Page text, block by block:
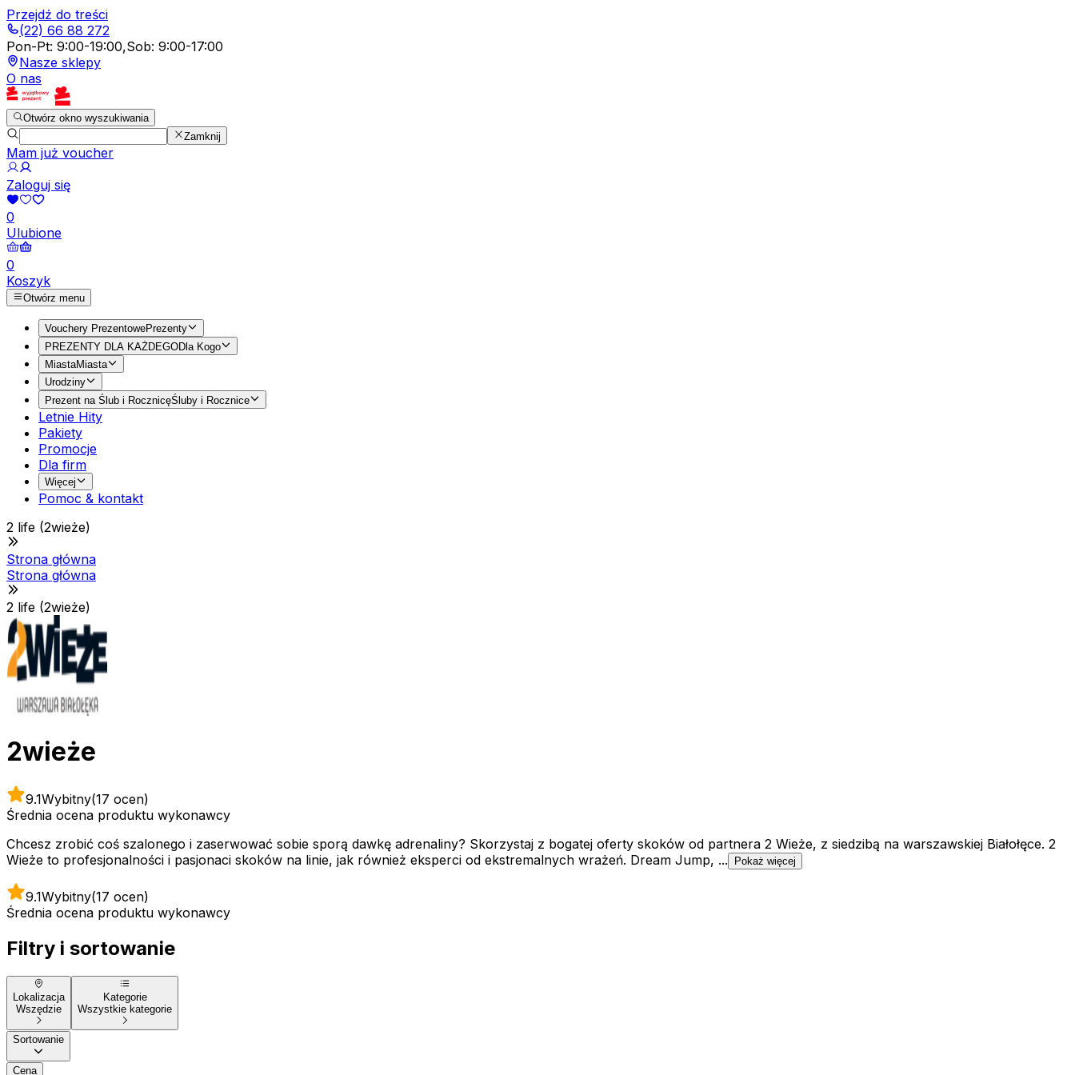
Przejdź do treści
(22) 66 88 272
Pon-Pt: 9:00-19:00,Sob: 9:00-17:00
Nasze sklepy
O nas
Otwórz okno wyszukiwania
Zamknij
Mam już voucher
Zaloguj się
0
Ulubione
0
Koszyk
Otwórz menu
Vouchery PrezentowePrezenty
PREZENTY DLA KAŻDEGODla Kogo
MiastaMiasta
Urodziny
Prezent na Ślub i RocznicęŚluby i Rocznice
Letnie Hity
Pakiety
Promocje
Dla firm
Więcej
Pomoc & kontakt
2 life (2wieże)
Strona główna
Strona główna
2 life (2wieże)
2wieże
9.1Wybitny(17 ocen)
Średnia ocena produktu wykonawcy
Chcesz zrobić coś szalonego i zaserwować sobie sporą dawkę adrenaliny? Skorzystaj z bogatej oferty skoków od partnera 2 Wieże, z siedzibą na warszawskiej Białołęce. 2
Wieże to profesjonalności i pasjonaci skoków na linie, jak również eksperci od ekstremalnych wrażeń. Dream Jump, ...
Pokaż więcej
9.1Wybitny(17 ocen)
Średnia ocena produktu wykonawcy
Filtry i sortowanie
Lokalizacja
Wszędzie
Kategorie
Wszystkie kategorie
Sortowanie
Cena